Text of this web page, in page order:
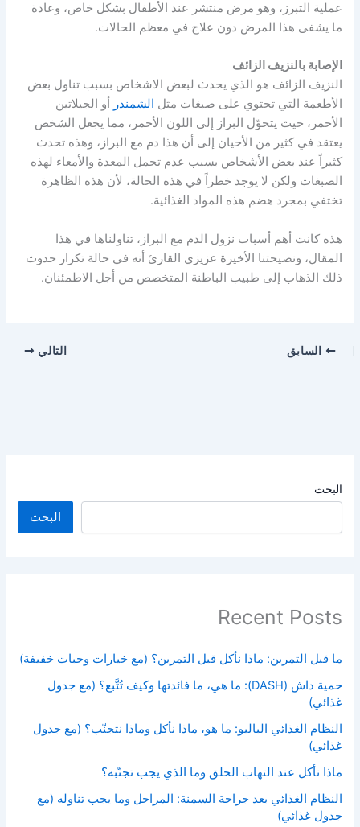
البحث
البحث
Recent Posts
ما قبل التمرين: ماذا نأكل قبل التمرين؟ (مع خيارات وجبات خفيفة)
حمية داش (DASH): ما هي، ما فائدتها وكيف تُتَّبع؟ (مع جدول
غذائي)
النظام الغذائي الباليو: ما هو، ماذا نأكل وماذا نتجنّب؟ (مع جدول
غذائي)
ماذا نأكل عند التهاب الحلق وما الذي يجب تجنّبه؟
النظام الغذائي بعد جراحة السمنة: المراحل وما يجب تناوله (مع
جدول غذائي)
عملية التبرز، وهو مرض منتشر عند الأطفال بشكل خاص، وعادة
ما يشفى هذا المرض دون علاج في معظم الحالات.
الإصابة بالنزيف الزائف
النزيف الزائف هو الذي يحدث لبعض الاشخاص بسبب تناول بعض
الأطعمة التي تحتوي على صبغات مثل الشمندر
أو الجيلاتين
الأحمر، حيث يتحوّل البراز إلى اللون الأحمر، مما يجعل الشخص
يعتقد في كثير من الأحيان إلى أن هذا دم مع البراز، وهذه تحدث
كثيراً عند بعض الأشخاص بسبب عدم تحمل المعدة والأمعاء لهذه
الصبغات ولكن لا يوجد خطراً في هذه الحالة، لأن هذه الظاهرة
تختفي بمجرد هضم هذه المواد الغذائية.
هذه كانت أهم أسباب نزول الدم مع البراز، تناولناها في هذا
المقال، ونصيحتنا الأخيرة عزيزي القارئ أنه في حالة تكرار حدوث
ذلك الذهاب إلى طبيب الباطنة المتخصص من أجل الاطمئنان.
السابق التالي